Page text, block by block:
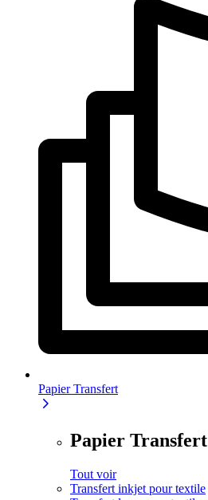
Papier Transfert
Papier Transfert
Tout voir
Transfert inkjet pour textile